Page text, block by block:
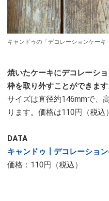
キャンドゥの「デコレーションケー
焼いたケーキにデコレーシ
枠を取り外すことができます
サイズは直径約146mmで、
ります。価格は110円（税込
DATA
キャンドゥ┃デコレーショ
価格：110円（税込）